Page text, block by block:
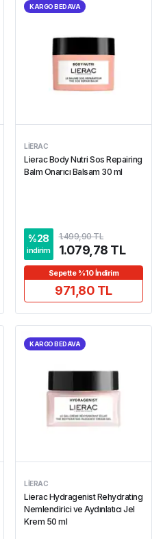
KARGO BEDAVA
LIERAC
Lierac Body Nutri Sos Repairing
Balm Onarıcı Balsam 30 ml
%28
indirim
1.499,90 TL
1.079,78 TL
Sepette %10 İndirim
971,80 TL
KARGO BEDAVA
LIERAC
Lierac Hydragenist Rehydrating
Nemlendirici ve Aydınlatıcı Jel
Krem 50 ml